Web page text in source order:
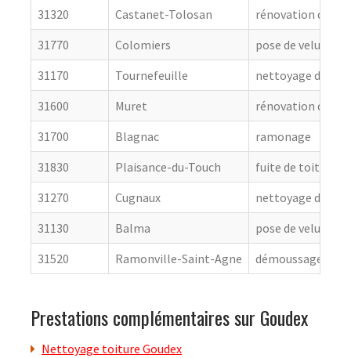
31320
Castanet-Tolosan
rénovation de
31770
Colomiers
pose de velux
31170
Tournefeuille
nettoyage de
31600
Muret
rénovation de
31700
Blagnac
ramonage
31830
Plaisance-du-Touch
fuite de toiture
31270
Cugnaux
nettoyage de
31130
Balma
pose de velux
31520
Ramonville-Saint-Agne démoussage de
Prestations complémentaires sur Goudex
Nettoyage toiture Goudex